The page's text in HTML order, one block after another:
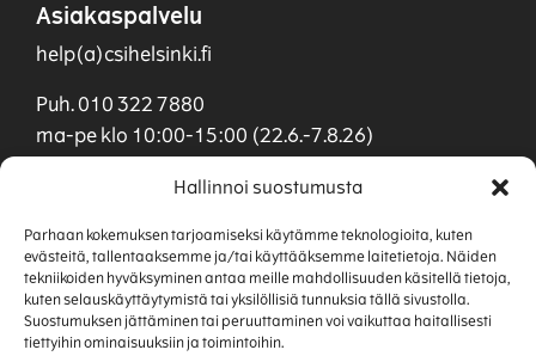
Hallinnoi suostumusta
Parhaan kokemuksen tarjoamiseksi käytämme teknologioita, kuten
evästeitä, tallentaaksemme ja/tai käyttääksemme laitetietoja. Näiden
tekniikoiden hyväksyminen antaa meille mahdollisuuden käsitellä tietoja,
kuten selauskäyttäytymistä tai yksilöllisiä tunnuksia tällä sivustolla.
Suostumuksen jättäminen tai peruuttaminen voi vaikuttaa haitallisesti
tiettyihin ominaisuuksiin ja toimintoihin.
Asiakaspalvelu
help(a)csihelsinki.fi
Puh. 010 322 7880
ma-pe klo 10:00-15:00 (22.6.-7.8.26)
Puh. 040 901 0955